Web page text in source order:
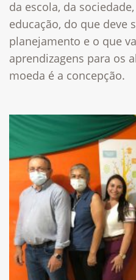
da escola, da
educação, do que deve
planejamento e o que
aprendizagens para os
moeda é a concepção.